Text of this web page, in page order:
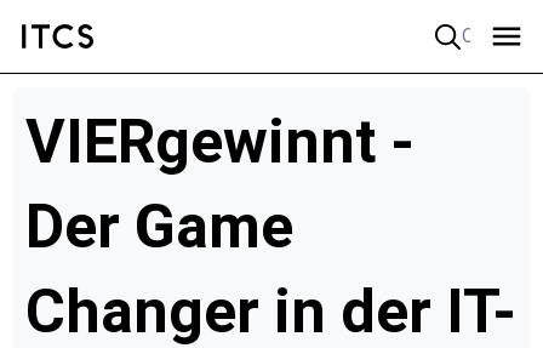
VIERgewinnt -
Der Game
Changer in der IT-